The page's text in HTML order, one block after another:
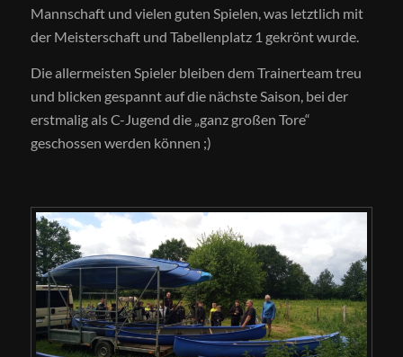
Mannschaft und vielen guten Spielen, was letztlich mit
der Meisterschaft und Tabellenplatz 1 gekrönt wurde.
Die allermeisten Spieler bleiben dem Trainerteam treu
und blicken gespannt auf die nächste Saison, bei der
erstmalig als C-Jugend die „ganz großen Tore“
geschossen werden können ;)